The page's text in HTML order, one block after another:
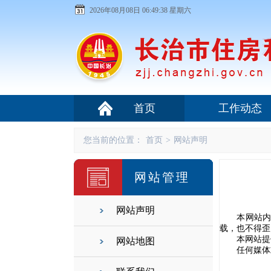
2026年08月08日 06:49:38 星期六
首页 工作动态
您当前的位置： 首页 > 网站声明
网站管理
网站声明
网站地图
本网站内容
载，也不得
本网站提
任何媒体或